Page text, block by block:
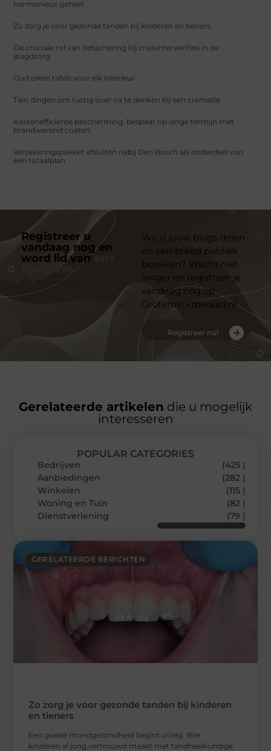
harmonieus geheel
Zo zorg je voor gezonde tanden bij kinderen en tieners
De cruciale rol van detachering bij crisisinterventies in de
jeugdzorg
Oud eiken tafels voor elk interieur
Tien dingen om rustig over na te denken bij een crematie
Kostenefficiënte bescherming: bespaar op lange termijn met
brandwerend coaten
Verzekeringspakket afsluiten nabij Den Bosch als onderdeel van
een totaalplan
Registreer u
vandaag nog en
word lid van
platform
Wil jij jouw blogs delen
en een breed publiek
bereiken? Wacht niet
langer en registreer je
vandaag nog op
Grotemarktberaad.nl
Registreer nu!
Gerelateerde artikelen die u mogelijk
interesseren
GERELATEERDE BERICHTEN
Zo zorg je voor gezonde tanden bij kinderen
en tieners
Een goede mondgezondheid begint vroeg. Wie
kinderen al jong vertrouwd maakt met tandheelkundige
POPULAR CATEGORIES
Bedrijven
(425 )
Aanbiedingen
(282 )
Winkelen
(115 )
Woning en Tuin
(82 )
Dienstverlening
(79 )